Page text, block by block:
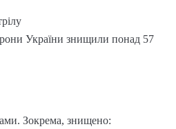
України знищили понад 57
Зокрема, знищено: